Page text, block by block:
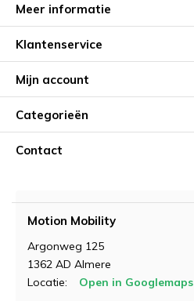
Meer informatie
Klantenservice
Mijn account
Categorieën
Contact
Motion Mobility
Argonweg 125
1362 AD Almere
Locatie:
Open in Googlemaps